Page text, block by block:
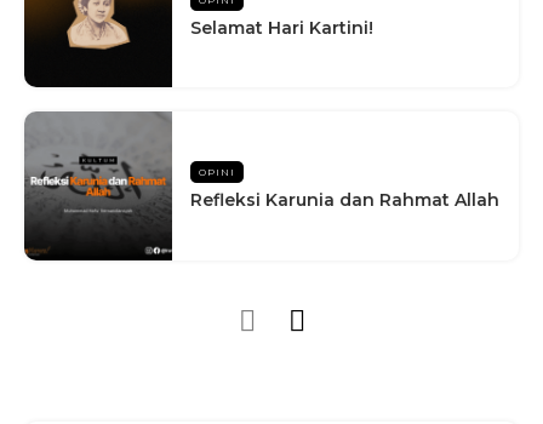
Selamat Hari Kartini!
OPINI
Refleksi Karunia dan Rahmat Allah